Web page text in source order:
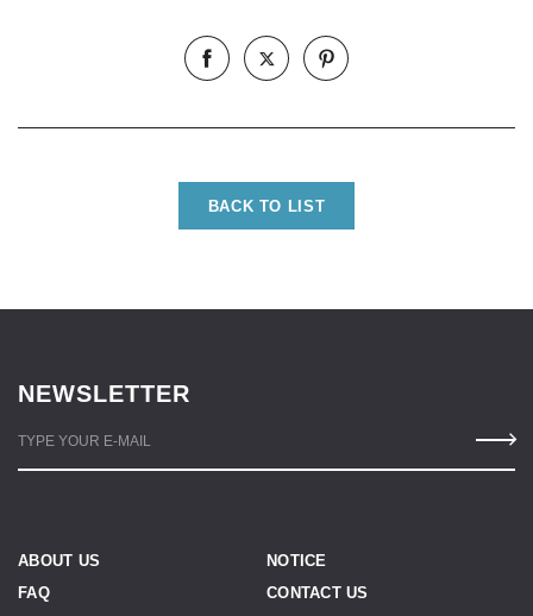
BACK TO LIST
NEWSLETTER
TYPE YOUR E-MAIL
ABOUT US
NOTICE
FAQ
CONTACT US